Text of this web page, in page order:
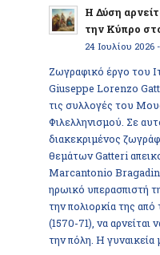
Η Δύση
την Κύπρο
24 Ιουλίου 2026
Ζωγραφικό έργο του
Giuseppe Lorenzo
τις συλλογές του
Φιλελληνισμού. Σε
διακεκριμένος
θεμάτων Gatteri
Marcantonio Bragadin
ηρωικό υπερασπιστή
την πολιορκία της
(1570-71), να αρνείται
την πόλη. Η γυναικεία